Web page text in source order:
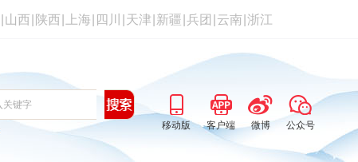
山西 陕西 上海 四川 天津 新疆 兵团 云南 浙江
移动版 客户端 微博 公众号